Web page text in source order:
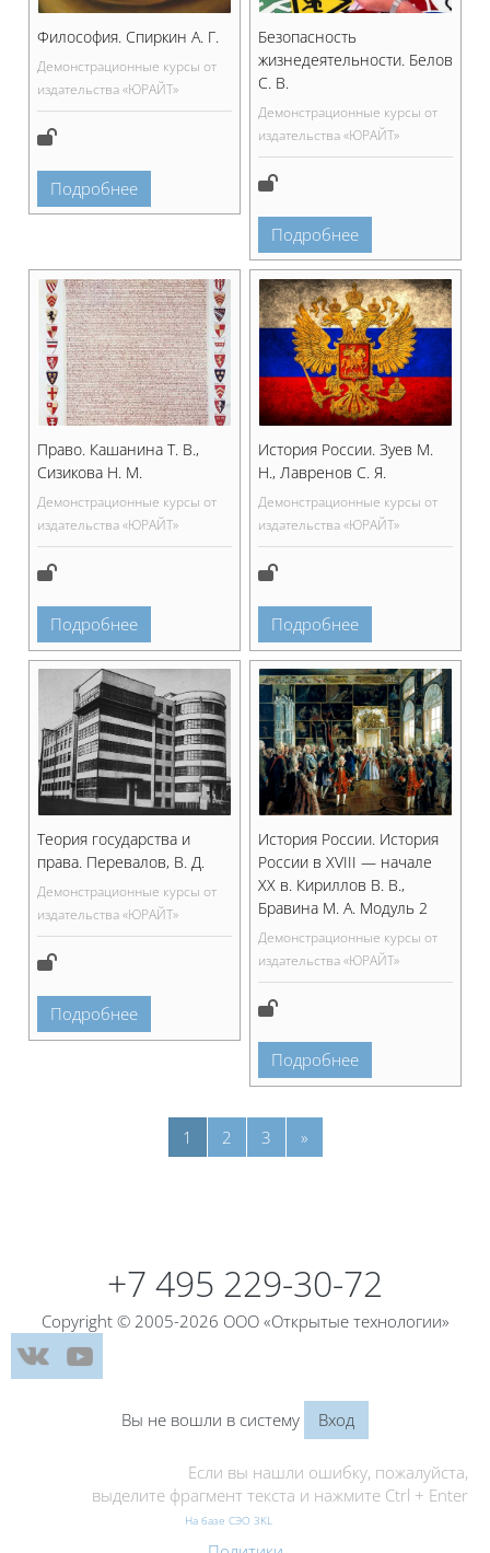
Философия. Спиркин А. Г.
Демонстрационные курсы от
издательства «ЮРАЙТ»
Подробнее
Безопасность
жизнедеятельности. Белов
С. В.
Демонстрационные курсы от
издательства «ЮРАЙТ»
Подробнее
Право. Кашанина Т. В.,
Сизикова Н. М.
Демонстрационные курсы от
издательства «ЮРАЙТ»
Подробнее
История России. Зуев М.
Н., Лавренов С. Я.
Демонстрационные курсы от
издательства «ЮРАЙТ»
Подробнее
Теория государства и
права. Перевалов, В. Д.
Демонстрационные курсы от
издательства «ЮРАЙТ»
Подробнее
История России. История
России в XVIII — начале
XX в. Кириллов В. В.,
Бравина М. А. Модуль 2
Демонстрационные курсы от
издательства «ЮРАЙТ»
Подробнее
1 Страница 1
2 Страница 2
3Страница 3
»Следующая страница
+7 495 229-30-72
Copyright © 2005-2026 ООО «Открытые технологии»
Вы не вошли в систему Вход
Если вы нашли ошибку, пожалуйста,
выделите фрагмент текста и нажмите Ctrl + Enter
На базе СЭО 3KL